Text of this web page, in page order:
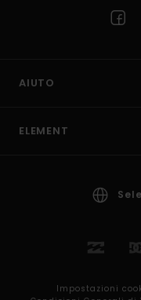
AIUTO
ELEMENT
Impostazioni